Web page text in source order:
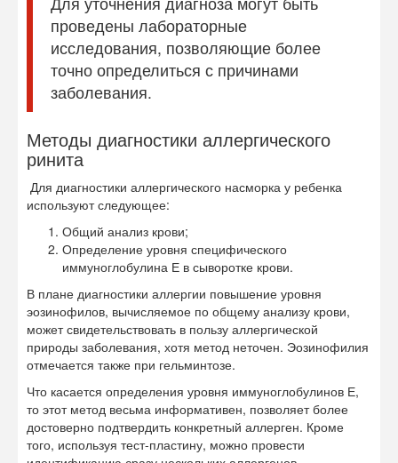
проведены лабораторные
исследования, позволяющие более
точно определиться с причинами
заболевания.
Методы диагностики аллергического
ринита
Для диагностики аллергического насморка у ребенка
используют следующее:
Общий анализ крови;
Определение уровня специфического
иммуноглобулина Е в сыворотке крови.
В плане диагностики аллергии повышение уровня
эозинофилов, вычисляемое по общему анализу крови,
может свидетельствовать в пользу аллергической
природы заболевания, хотя метод неточен. Эозинофилия
отмечается также при гельминтозе.
Что касается определения уровня иммуноглобулинов Е,
то этот метод весьма информативен, позволяет более
достоверно подтвердить конкретный аллерген. Кроме
того, используя тест-пластину, можно провести